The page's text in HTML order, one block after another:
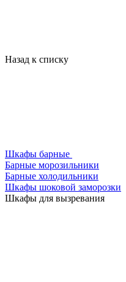
Назад к списку
Шкафы барные
Барные морозильники
Барные холодильники
Шкафы шоковой заморозки
Шкафы для вызревания